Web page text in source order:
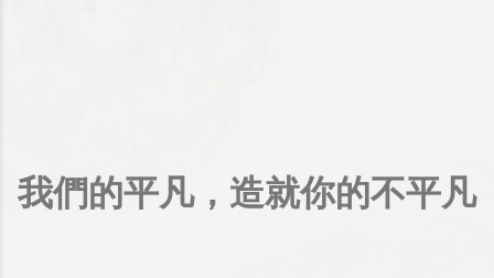
我們的平凡，造就你的不平凡